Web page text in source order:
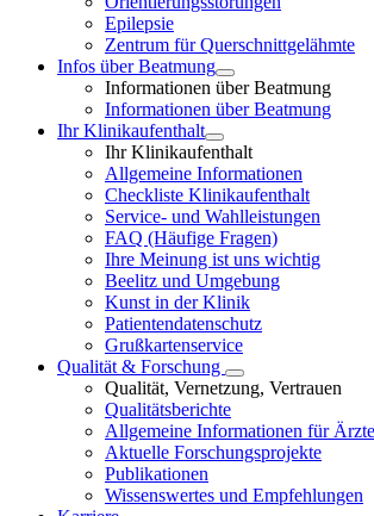
Epilepsie
Zentrum für Querschnittgelähmte
Infos über Beatmung
Informationen über Beatmung
Informationen über Beatmung
Ihr Klinikaufenthalt
Ihr Klinikaufenthalt
Allgemeine Informationen
Checkliste Klinikaufenthalt
Service- und Wahlleistungen
FAQ (Häufige Fragen)
Ihre Meinung ist uns wichtig
Beelitz und Umgebung
Kunst in der Klinik
Patientendatenschutz
Grußkartenservice
Qualität & Forschung
Qualität, Vernetzung, Vertrauen
Qualitätsberichte
Allgemeine Informationen für Ärzte
Aktuelle Forschungsprojekte
Publikationen
Wissenswertes und Empfehlungen